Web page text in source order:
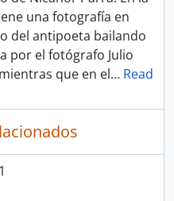
una fotografía en
del antipoeta bailando
por el fotógrafo Julio
que en el… Read